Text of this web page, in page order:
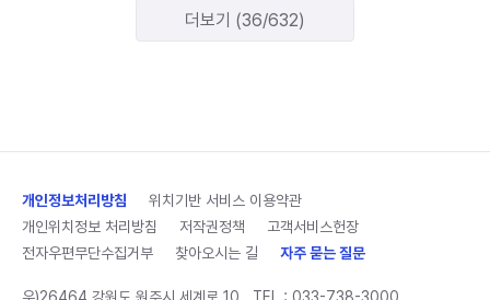
더보기 (36/632)
개인정보처리방침
위치기반 서비스 이용약관
개인위치정보 처리방침
저작권정책
고객서비스헌장
전자우편무단수집거부
찾아오시는 길 자주 묻는 질문